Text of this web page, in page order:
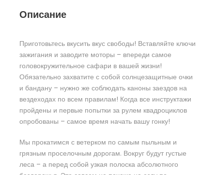
Описание
Приготовьтесь вкусить вкус свободы! Вставляйте ключи
зажигания и заводите моторы – впереди самое
головокружительное сафари в вашей жизни!
Обязательно захватите с собой солнцезащитные очки
и бандану – нужно же соблюдать каноны заездов на
вездеходах по всем правилам! Когда все инструктажи
пройдены и первые попытки за рулем квадроциклов
опробованы – самое время начать вашу гонку!
Мы прокатимся с ветерком по самым пыльным и
грязным проселочным дорогам. Вокруг будут густые
леса – а перед собой узкая полоска абсолютного